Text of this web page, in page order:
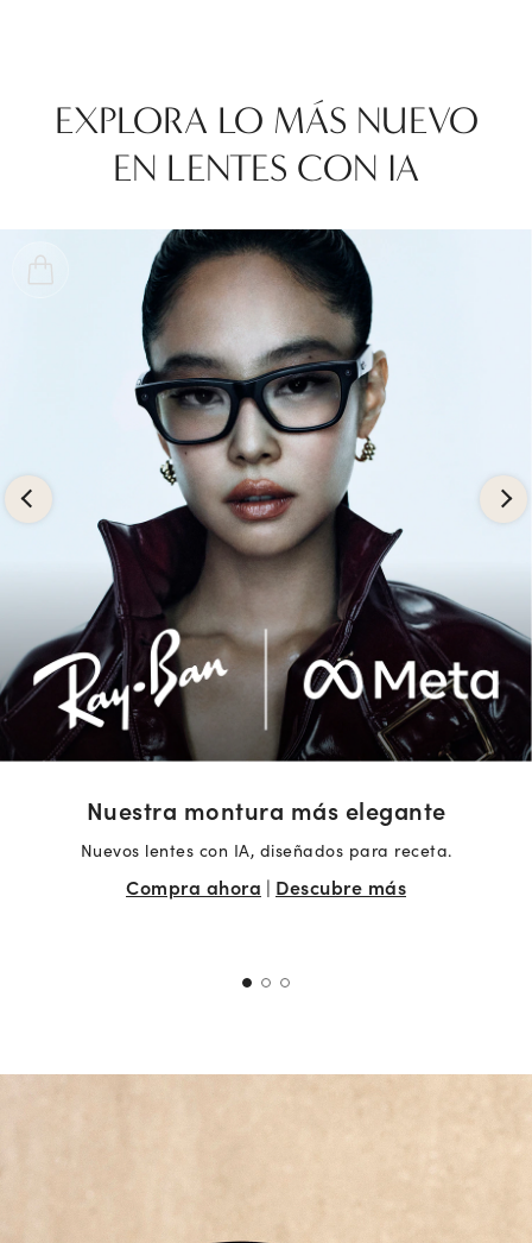
EXPLORA LO MÁS NUEVO
EN LENTES CON IA
Nuestra montura más elegante
Nuevos lentes con IA, diseñados para receta.
Compra ahora | Descubre más